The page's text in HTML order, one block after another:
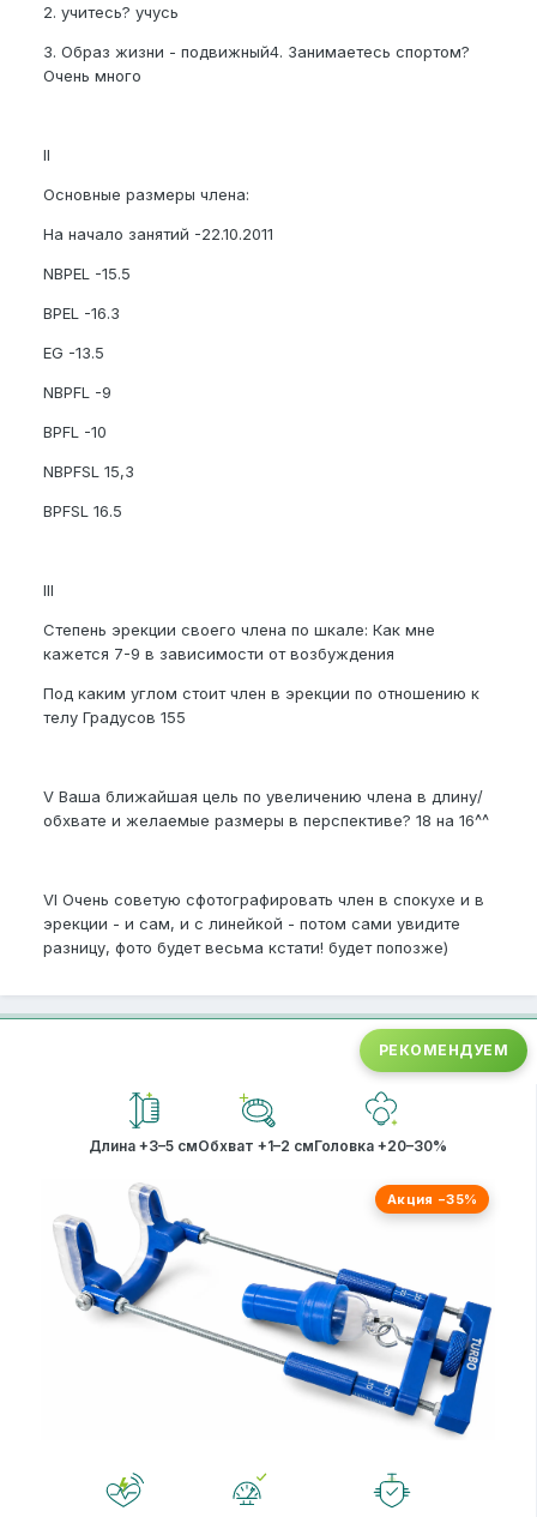
2. учитесь? учусь
3. Образ жизни - подвижный4. Занимаетесь спортом?
Очень много
II
Основные размеры члена:
На начало занятий -22.10.2011
NBPEL -15.5
BPEL -16.3
EG -13.5
NBPFL -9
BPFL -10
NBPFSL 15,3
BPFSL 16.5
III
Степень эрекции своего члена по шкале: Как мне
кажется 7-9 в зависимости от возбуждения
Под каким углом стоит член в эрекции по отношению к
телу Градусов 155
V Ваша ближайшая цель по увеличению члена в длину/
обхвате и желаемые размеры в перспективе? 18 на 16^^
VI Очень советую сфотографировать член в спокухе и в
эрекции - и сам, и с линейкой - потом сами увидите
разницу, фото будет весьма кстати! будет попозже)
РЕКОМЕНДУЕМ
Длина +3–5 смОбхват +1–2 смГоловка +20–30%
Акция −35%